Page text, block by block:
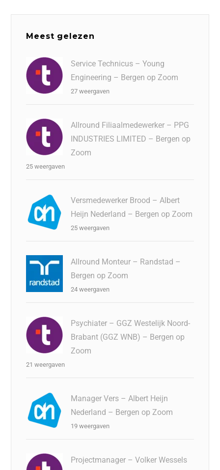
Meest gelezen
Service Technicus – Young
Engineering – Bergen op Zoom
27 weergaven
Allround Filiaalmedewerker – PPG
INDUSTRIES LIMITED – Bergen op
Zoom
25 weergaven
Versmedewerker Brood – Albert
Heijn Nederland – Bergen op Zoom
25 weergaven
Allround Monteur – Randstad –
Bergen op Zoom
24 weergaven
Psychiater – GGZ Westelijk Noord-
Brabant (GGZ WNB) – Bergen op
Zoom
21 weergaven
Manager Vers – Albert Heijn
Nederland – Bergen op Zoom
19 weergaven
Projectmanager – Volker Wessels